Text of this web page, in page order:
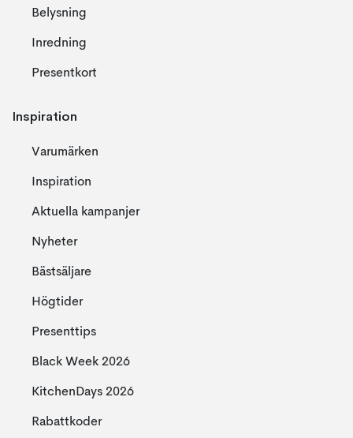
Belysning
Inredning
Presentkort
Inspiration
Varumärken
Inspiration
Aktuella kampanjer
Nyheter
Bästsäljare
Högtider
Presenttips
Black Week 2026
KitchenDays 2026
Rabattkoder